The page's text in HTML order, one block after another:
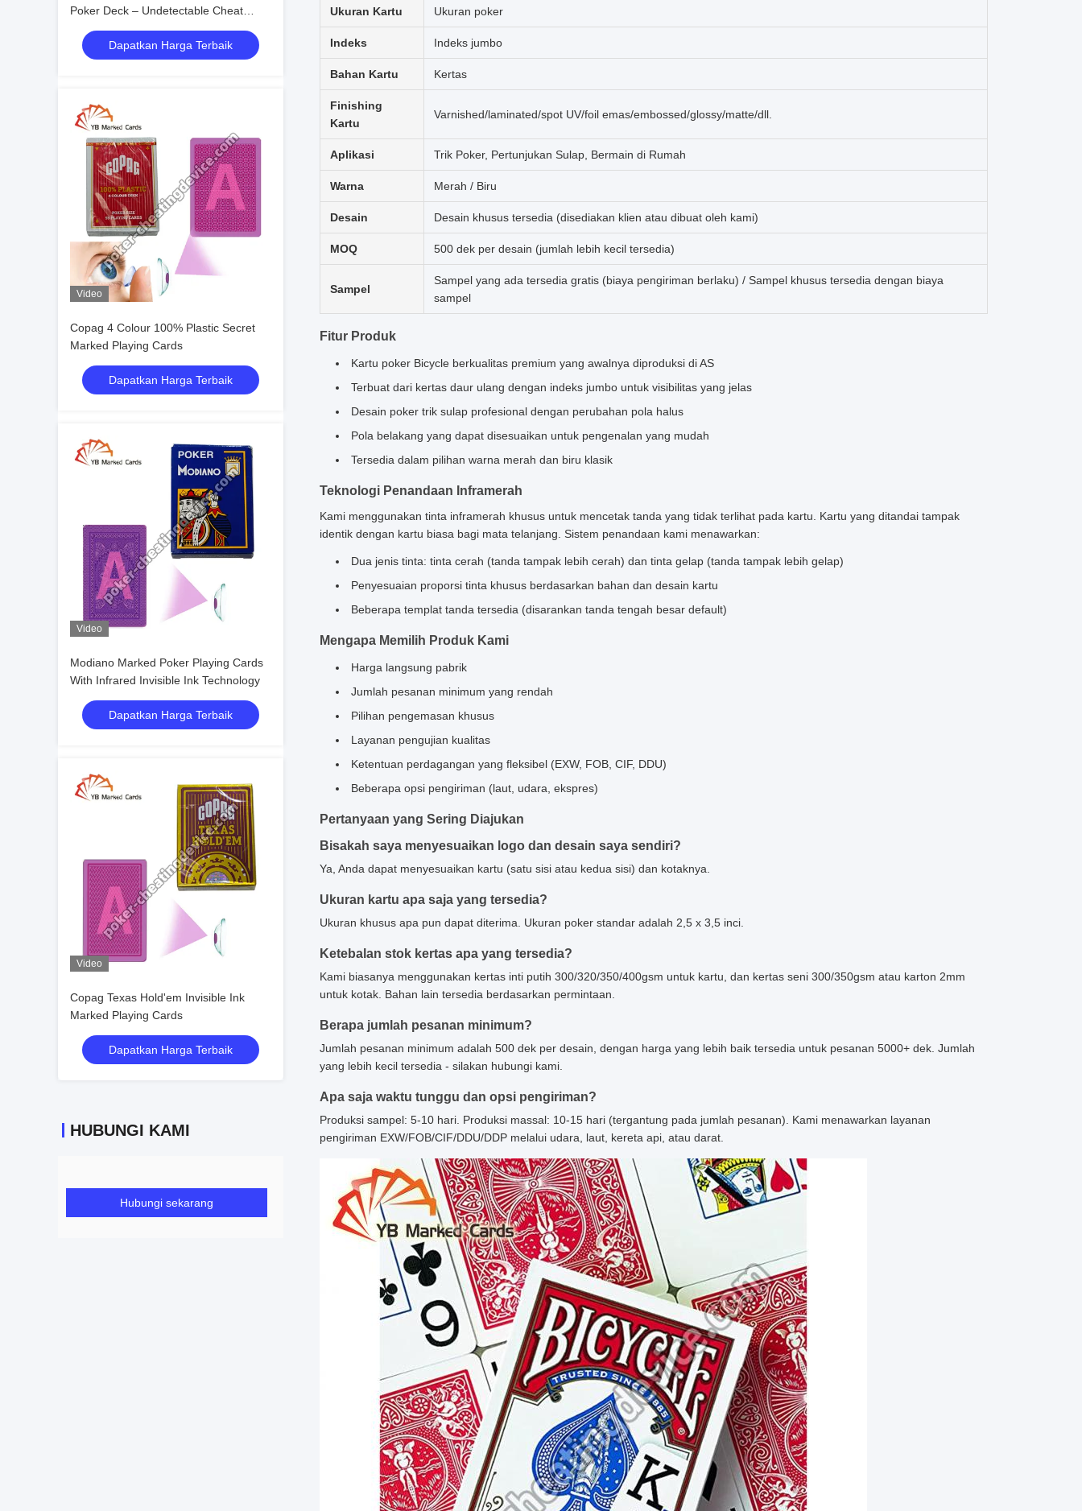
Poker Deck – Undetectable Cheat
Cards
Dapatkan Harga Terbaik
Video
Copag 4 Colour 100% Plastic Secret
Marked Playing Cards
Dapatkan Harga Terbaik
Video
Modiano Marked Poker Playing Cards
With Infrared Invisible Ink Technology
Dapatkan Harga Terbaik
Video
Copag Texas Hold'em Invisible Ink
Marked Playing Cards
Dapatkan Harga Terbaik
HUBUNGI KAMI
Hubungi sekarang
Ukuran Kartu Ukuran poker
Indeks Indeks jumbo
Bahan Kartu Kertas
Finishing
Kartu
Varnished/laminated/spot UV/foil emas/embossed/glossy/matte/dll.
Aplikasi Trik Poker, Pertunjukan Sulap, Bermain di Rumah
Warna Merah / Biru
Desain Desain khusus tersedia (disediakan klien atau dibuat oleh kami)
MOQ 500 dek per desain (jumlah lebih kecil tersedia)
Sampel
Sampel yang ada tersedia gratis (biaya pengiriman berlaku) / Sampel khusus tersedia dengan biaya
sampel
Fitur Produk
Kartu poker Bicycle berkualitas premium yang awalnya diproduksi di AS
Terbuat dari kertas daur ulang dengan indeks jumbo untuk visibilitas yang jelas
Desain poker trik sulap profesional dengan perubahan pola halus
Pola belakang yang dapat disesuaikan untuk pengenalan yang mudah
Tersedia dalam pilihan warna merah dan biru klasik
Teknologi Penandaan Inframerah
Kami menggunakan tinta inframerah khusus untuk mencetak tanda yang tidak terlihat pada kartu. Kartu yang ditandai tampak
identik dengan kartu biasa bagi mata telanjang. Sistem penandaan kami menawarkan:
Dua jenis tinta: tinta cerah (tanda tampak lebih cerah) dan tinta gelap (tanda tampak lebih gelap)
Penyesuaian proporsi tinta khusus berdasarkan bahan dan desain kartu
Beberapa templat tanda tersedia (disarankan tanda tengah besar default)
Mengapa Memilih Produk Kami
Harga langsung pabrik
Jumlah pesanan minimum yang rendah
Pilihan pengemasan khusus
Layanan pengujian kualitas
Ketentuan perdagangan yang fleksibel (EXW, FOB, CIF, DDU)
Beberapa opsi pengiriman (laut, udara, ekspres)
Pertanyaan yang Sering Diajukan
Bisakah saya menyesuaikan logo dan desain saya sendiri?
Ya, Anda dapat menyesuaikan kartu (satu sisi atau kedua sisi) dan kotaknya.
Ukuran kartu apa saja yang tersedia?
Ukuran khusus apa pun dapat diterima. Ukuran poker standar adalah 2,5 x 3,5 inci.
Ketebalan stok kertas apa yang tersedia?
Kami biasanya menggunakan kertas inti putih 300/320/350/400gsm untuk kartu, dan kertas seni 300/350gsm atau karton 2mm
untuk kotak. Bahan lain tersedia berdasarkan permintaan.
Berapa jumlah pesanan minimum?
Jumlah pesanan minimum adalah 500 dek per desain, dengan harga yang lebih baik tersedia untuk pesanan 5000+ dek. Jumlah
yang lebih kecil tersedia - silakan hubungi kami.
Apa saja waktu tunggu dan opsi pengiriman?
Produksi sampel: 5-10 hari. Produksi massal: 10-15 hari (tergantung pada jumlah pesanan). Kami menawarkan layanan
pengiriman EXW/FOB/CIF/DDU/DDP melalui udara, laut, kereta api, atau darat.